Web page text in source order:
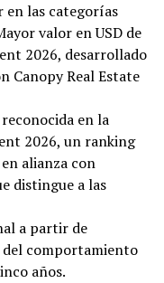
en las categorías
valor en USD de
2026, desarrollado
Canopy Real Estate
en la
2026, un ranking
alianza con
distingue a las
a partir de
del comportamiento
años.